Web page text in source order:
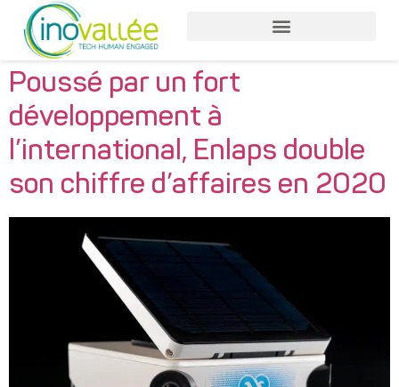
Poussé par un fort
développement à
l’international, Enlaps double
son chiffre d’affaires en 2020